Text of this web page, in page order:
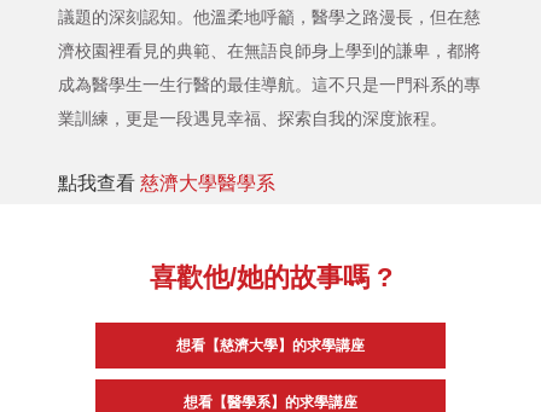
議題的深刻認知。他溫柔地呼籲，醫學之路漫長，但在慈
濟校園裡看見的典範、在無語良師身上學到的謙卑，都將
成為醫學生一生行醫的最佳導航。這不只是一門科系的專
業訓練，更是一段遇見幸福、探索自我的深度旅程。
點我查看 慈濟大學醫學系
喜歡他/她的故事嗎 ?
想看【慈濟大學】的求學講座
想看【醫學系】的求學講座